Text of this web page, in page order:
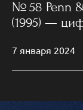
№ 58 Penn
(1995) —
7 января 2024